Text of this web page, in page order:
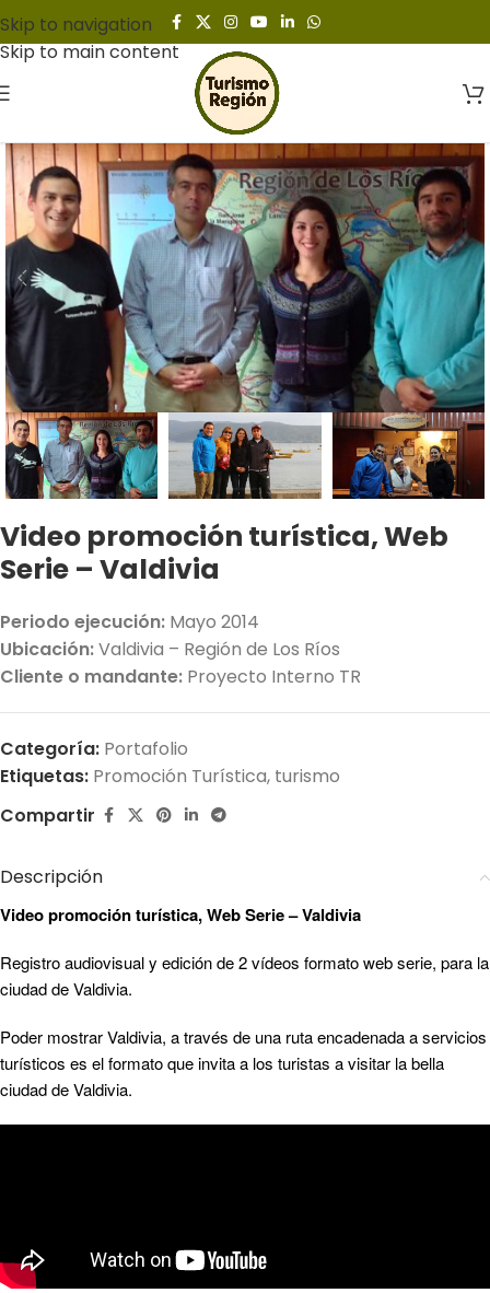
Skip to navigation
Skip to main content
Video promoción turística, Web
Serie – Valdivia
Periodo ejecución: Mayo 2014
Ubicación:Valdivia – Región de Los Ríos
Cliente o mandante: Proyecto Interno TR
Categoría: Portafolio
Etiquetas: Promoción Turística, turismo
Compartir
Descripción
Video promoción turística, Web Serie – Valdivia
Registro audiovisual y edición de 2 vídeos formato web serie, para la
ciudad de Valdivia.
Poder mostrar Valdivia, a través de una ruta encadenada a servicios
turísticos es el formato que invita a los turistas a visitar la bella
ciudad de Valdivia.